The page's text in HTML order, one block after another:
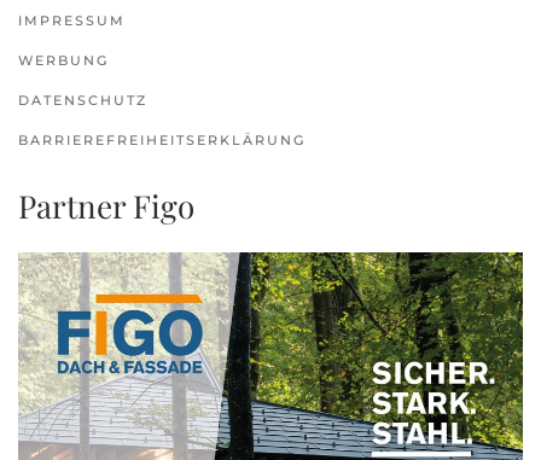
IMPRESSUM
WERBUNG
DATENSCHUTZ
BARRIEREFREIHEITSERKLÄRUNG
Partner Figo